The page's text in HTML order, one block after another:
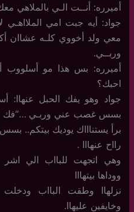
أميرره: أنــت الـي بالملاهي
جواد: أيه جبت امي
معي ولد أخووي كلـه عشاان
وربــي.
أميرره: بس هذا مو أسلووب
احبك؟
جواد وهو يفك الحبل عنهاا:
بسس غصب عني وربـي …”فك
برأ يستناااك يوديك بيتكم..
رااح عنهااا .
وهي اتجهت للبااب الي
ووداها بيتهااا
نزلهاا وطقت البااب ودخلت
وخايفين عليهاا.